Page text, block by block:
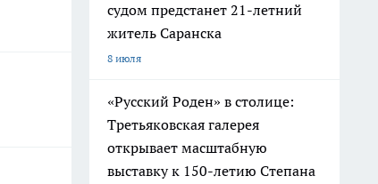
судом предстанет 21-летний
житель Саранска
8 июля
«Русский Роден» в столице:
Третьяковская галерея
открывает масштабную
выставку к 150-летию Степана